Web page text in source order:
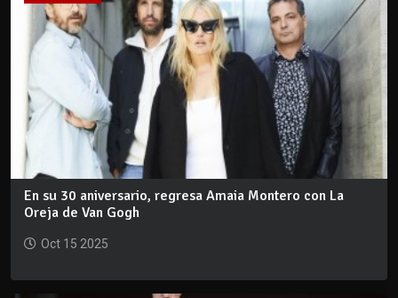
En su 30 aniversario, regresa Amaia Montero con La
Oreja de Van Gogh
Oct 15 2025